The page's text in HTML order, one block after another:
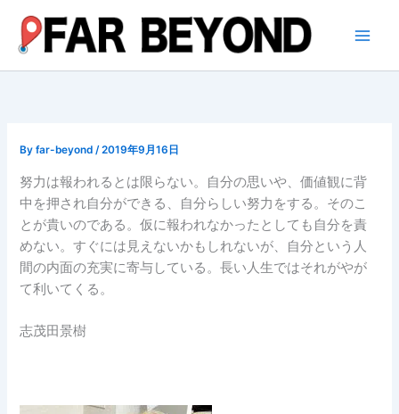
ス
Byfar-beyond/2019年9月16日
努力は報われるとは限らない。自分の思いや、価値観に背
中を押され自分ができる、自分らしい努力をする。そのこ
とが貴いのである。仮に報われなかったとしても自分を責
めない。すぐには見えないかもしれないが、自分という人
間の内面の充実に寄与している。長い人生ではそれがやが
て利いてくる。
志茂田景樹